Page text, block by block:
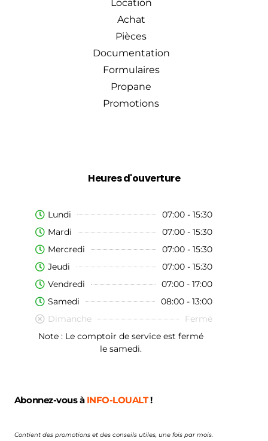
Location
Achat
Pièces
Documentation
Formulaires
Propane
Promotions
Heures d'ouverture
Lundi
07:00 - 15:30
Mardi
07:00 - 15:30
Mercredi
07:00 - 15:30
Jeudi
07:00 - 15:30
Vendredi
07:00 - 17:00
Samedi
08:00 - 13:00
Dimanche
Fermé
Note : Le comptoir de service est fermé
le samedi.
Abonnez-vous à INFO-LOUALT!
Contient des promotions et des conseils utiles, une fois par mois.